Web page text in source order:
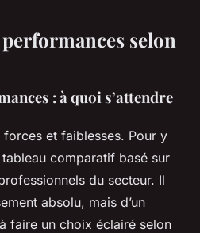
selon
: à quoi s’attendre
forces et faiblesses. Pour y
comparatif basé sur
du secteur. Il
absolu, mais d’un
faire un choix éclairé selon